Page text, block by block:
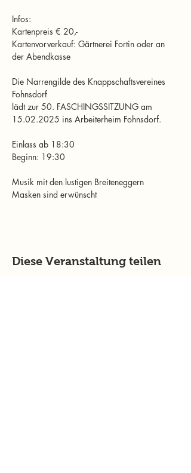
Infos:
Kartenpreis € 20,-
Kartenvorverkauf: Gärtnerei Fortin oder an
der Abendkasse
Die Narrengilde des Knappschaftsvereines
Fohnsdorf
lädt zur 50. FASCHINGSSITZUNG am
15.02.2025 ins Arbeiterheim Fohnsdorf.
Einlass ab 18:30
Beginn: 19:30
Musik mit den lustigen Breiteneggern
Masken sind erwünscht
Diese Veranstaltung teilen